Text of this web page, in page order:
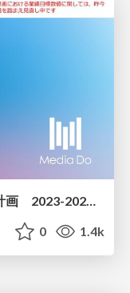
株式会社メディアドゥ 中期経営計画 2023-2027年2月期（5ヵ年）
0 1.4k